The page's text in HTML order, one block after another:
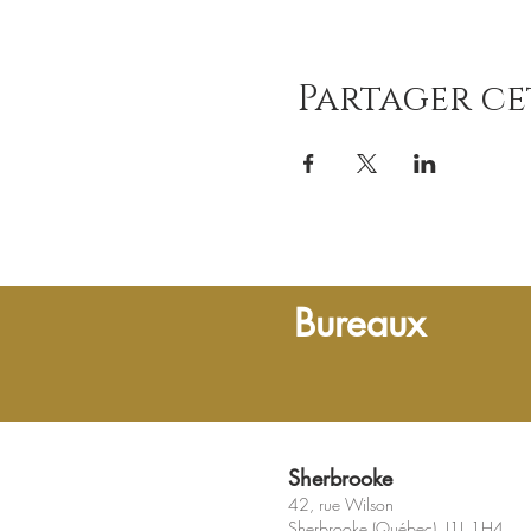
Partager
Bureaux
Sherbrooke
42, rue Wilson